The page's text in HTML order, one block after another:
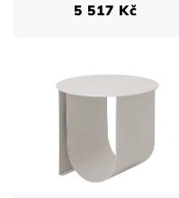
5 517 Kč